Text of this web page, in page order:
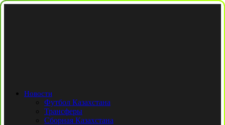
Новости
Футбол Казахстана
Трансферы
Сборная Казахстана